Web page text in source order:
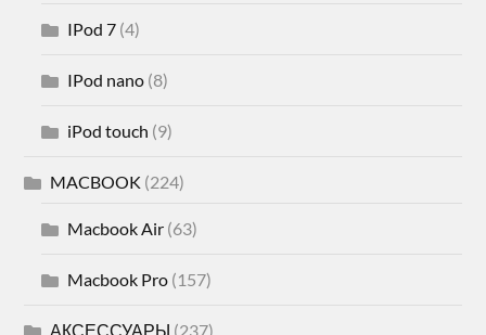
IPod 7 (4)
IPod nano (8)
iPod touch (9)
MACBOOK (224)
Macbook Air (63)
Macbook Pro (157)
АКСЕССУАРЫ (237)